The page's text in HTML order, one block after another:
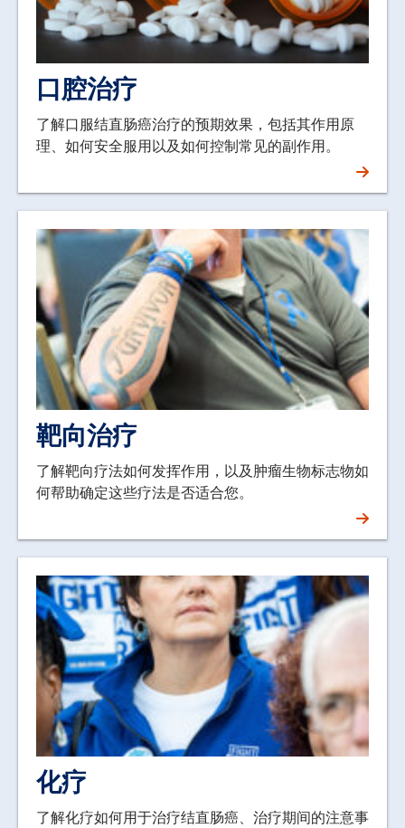
口腔治疗
了解口服结直肠癌治疗的预期效果，包括其作用原
理、如何安全服用以及如何控制常见的副作用。
靶向治疗
了解靶向疗法如何发挥作用，以及肿瘤生物标志物如
何帮助确定这些疗法是否适合您。
化疗
了解化疗如何用于治疗结直肠癌、治疗期间的注意事